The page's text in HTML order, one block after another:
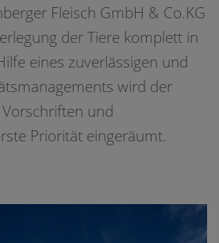
Fleisch GmbH & Co.KG
der Tiere komplett in
eines zuverlässigen und
wird der
und
Priorität eingeräumt.